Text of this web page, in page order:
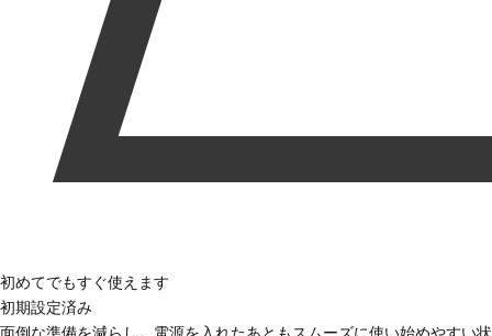
初めてでもすぐ使えます
初期設定済み